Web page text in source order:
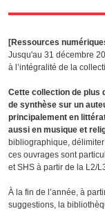
[Ressources
Jusqu'au 31 décembre
à l’intégralité de la
Cette collection de plus
de synthèse sur un
principalement en
aussi en musique et
bibliographique,
ces ouvrages sont
et SHS à partir de la L2/
À la fin de l’année, à
suggestions, la